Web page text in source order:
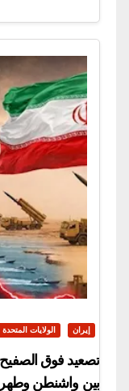
إيران الولايات المتحدة
تصعيد فوق
بين واشنطن